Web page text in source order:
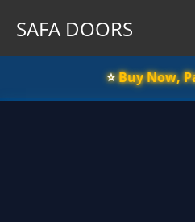
SAFA DOORS
⭐️Buy Now,